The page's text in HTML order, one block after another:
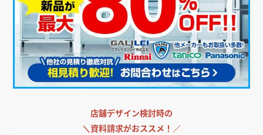
店舗デザイン検討時の
＼資料請求がおススメ！／